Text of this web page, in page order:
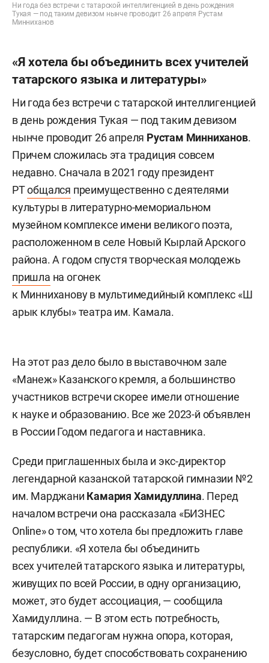
Ни года без встречи с татарской интеллигенцией в день рождения
Тукая — под таким девизом нынче проводит 26 апреля Рустам
Минниханов
«Я хотела бы объединить всех учителей
татарского языка и литературы»
Ни года без встречи с татарской интеллигенцией
в день рождения Тукая — под таким девизом
нынче проводит 26 апреля Рустам Минниханов.
Причем сложилась эта традиция совсем
недавно. Сначала в 2021 году президент
РТобщался преимущественно с деятелями
культуры в литературно-мемориальном
музейном комплексе имени великого поэта,
расположенном в селе Новый Кырлай Арского
района. А годом спустя творческая молодежь
пришла на огонек
к Минниханову в мультимедийный комплекс «Ш
арык клубы» театра им. Камала.
На этот раз дело было в выставочном зале
«Манеж» Казанского кремля, а большинство
участников встречи скорее имели отношение
к науке и образованию. Все же 2023-й объявлен
в России Годом педагога и наставника.
Среди приглашенных была и экс-директор
легендарной казанской татарской гимназии №2
им. Марджани Камария Хамидуллина. Перед
началом встречи она рассказала «БИЗНЕС
Online» о том, что хотела бы предложить главе
республики. «Я хотела бы объединить
всех учителей татарского языка и литературы,
живущих по всей России, в одну организацию,
может, это будет ассоциация, — сообщила
Хамидуллина. — В этом есть потребность,
татарским педагогам нужна опора, которая,
безусловно, будет способствовать сохранению